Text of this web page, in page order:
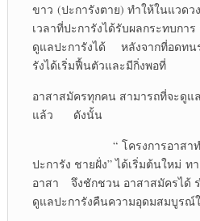
ขาว (ปะการังตาย) ทำให้ในแวด
เวลาที่ปะการังได้รับผลกระทบกา
ดูแลปะการังได้ หลังจากที่อดทน
รังได้เริ่มฟื้นตัวและมีกิ่งพอที่
อาสาสมัครทุกคน สามารถที่จะดูแ
แล้ว ดังนั้น
“ โครงการอาสาทำดี 1
ปะการัง ชายฝั่ง” ได้เริ่มต้นใหม่
อาสา จึงชักชวน อาสาสมัครได้
ดูแลปะการังคืนความอุดมสมบูรณ์